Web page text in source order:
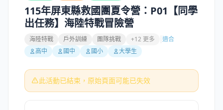
115年屏東縣救國團夏令營：P01【同學
出任務】海陸特戰冒險營
海陸特戰 戶外訓練 團隊挑戰 +12 更多
適合
高中
國中 國小 大學生
此活動已結束，原始頁面可能已失效